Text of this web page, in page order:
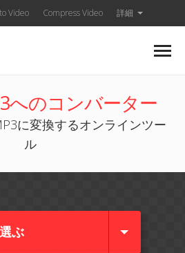
Video Compress Video 詳細
へのコンバーター
に変換するオンラインツー
ル
ぶ